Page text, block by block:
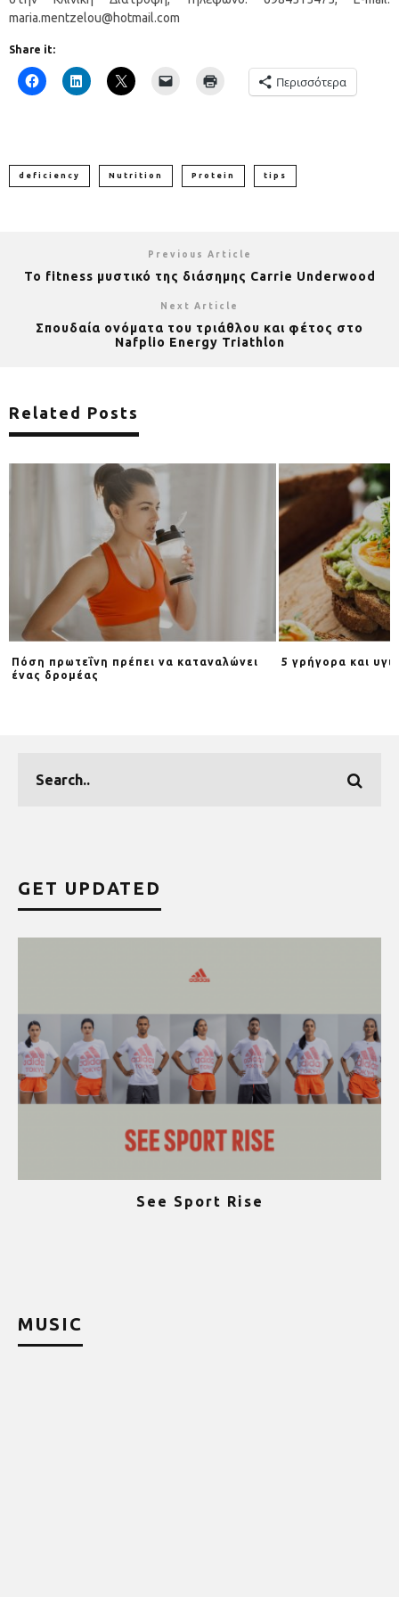
maria.mentzelou@hotmail.com
Share it:
Περισσότερα
deficiency Nutrition Protein tips
Previous Article
Το fitness μυστικό της διάσημης Carrie Underwood
Next Article
Σπουδαία ονόματα του τριάθλου και φέτος στο
Nafplio Energy Triathlon
Related Posts
Πόση πρωτεΐνη πρέπει να καταναλώνει
ένας δρομέας
5 γρήγορα και
GET UPDATED
See Sport Rise
MUSIC